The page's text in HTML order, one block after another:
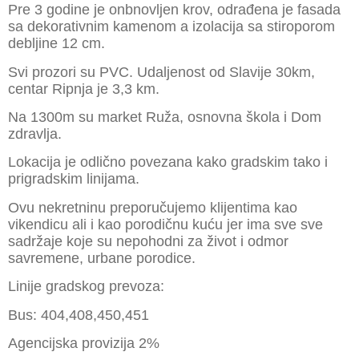
Pre 3 godine je onbnovljen krov, odrađena je fasada
sa dekorativnim kamenom a izolacija sa stiroporom
debljine 12 cm.
Svi prozori su PVC. Udaljenost od Slavije 30km,
centar Ripnja je 3,3 km.
Na 1300m su market Ruža, osnovna škola i Dom
zdravlja.
Lokacija je odlično povezana kako gradskim tako i
prigradskim linijama.
Ovu nekretninu preporučujemo klijentima kao
vikendicu ali i kao porodičnu kuću jer ima sve sve
sadržaje koje su nepohodni za život i odmor
savremene, urbane porodice.
Linije gradskog prevoza:
Bus: 404,408,450,451
Agencijska provizija 2%